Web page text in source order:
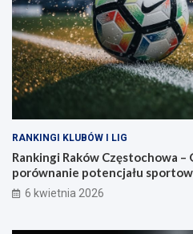
RANKINGI KLUBÓW I LIG
Rankingi Raków Częstochowa –
porównanie potencjału
6 kwietnia 2026